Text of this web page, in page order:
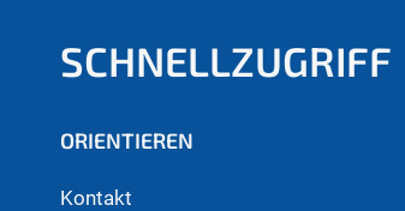
SCHNELLZUGRIFF
ORIENTIEREN
Kontakt